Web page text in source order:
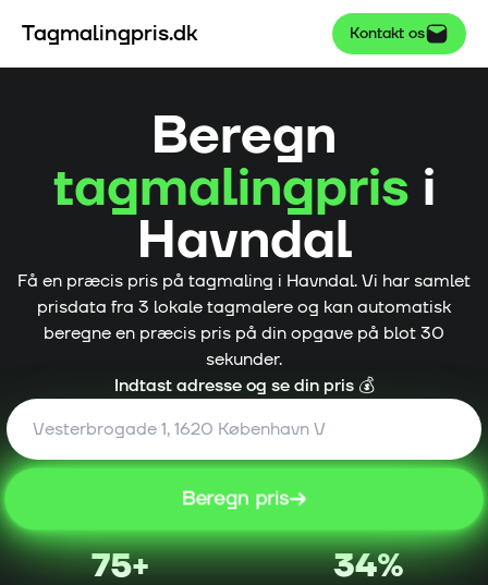
Tagmalingpris.dk Kontakt os
Beregn
tagmalingprisi
Havndal
Få en præcis pris på tagmaling i Havndal. Vi har samlet
prisdata fra 3 lokale tagmalere og kan automatisk
beregne en præcis pris på din opgave på blot 30
sekunder.
Indtast adresse og se din pris 💰
Beregn pris
75+ 34%